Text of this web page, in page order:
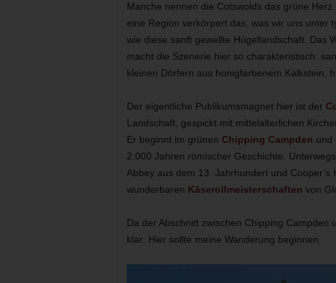
Manche nennen die Cotswolds das grüne
eine Region verkörpert das, was wir uns unter
wie diese sanft gewellte Hügellandschaft. Das
macht die Szenerie hier so charakteristisch:
kleinen Dörfern aus honigfarbenem Kalkstein,
Der eigentliche Publikumsmagnet hier ist der
Landschaft, gespickt mit mittelalterlichen
Er beginnt im grünen Chipping Campden und
2.000 Jahren römischer Geschichte.
Abbey aus dem 13. Jahrhundert und
wunderbaren Käserollmeisterschaften von
Da der Abschnitt zwischen Chipping
klar: Hier sollte meine Wanderung beginnen.